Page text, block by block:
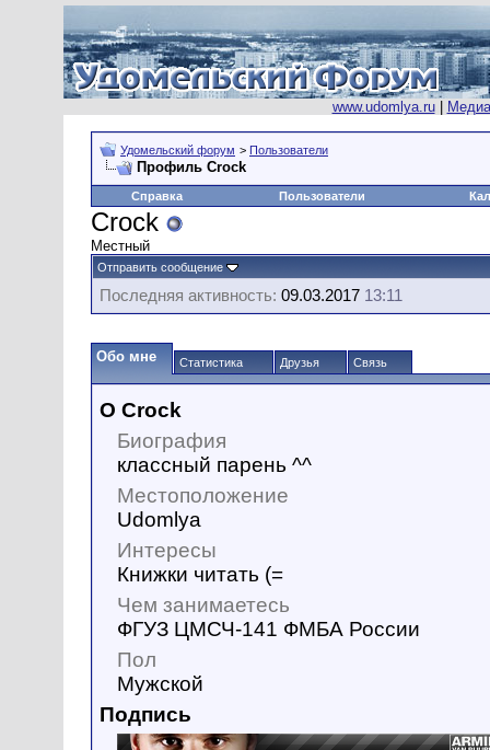
www.udomlya.ru|
Удомельский форум > Пользователи
Профиль Crock
Справка Пользователи
Crock
Местный
Отправить сообщение
Последняя активность: 09.03.2017 13:11
Обо мне Статистика Друзья Связь
О Crock
Биография
классный парень ^^
Местоположение
Udomlya
Интересы
Книжки читать (=
Чем занимаетесь
ФГУЗ ЦМСЧ-141 ФМБА России
Пол
Мужской
Подпись